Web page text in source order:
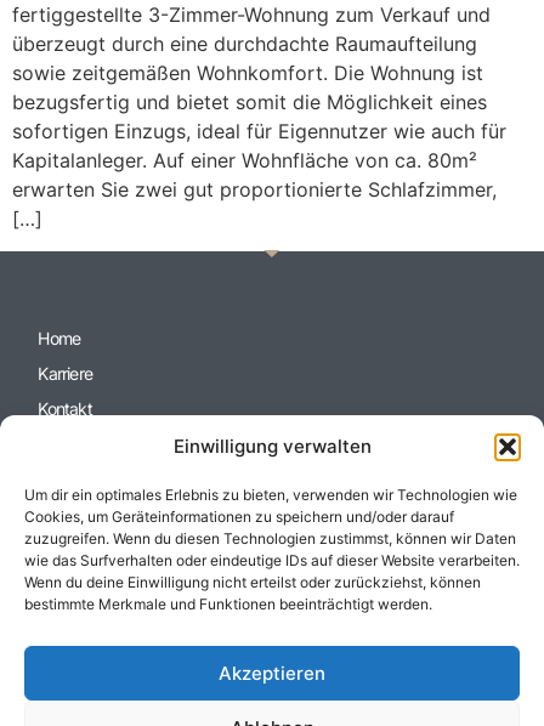
Einwilligung verwalten
Um dir ein optimales Erlebnis zu bieten, verwenden wir Technologien wie
Cookies, um Geräteinformationen zu speichern und/oder darauf
zuzugreifen. Wenn du diesen Technologien zustimmst, können wir Daten
wie das Surfverhalten oder eindeutige IDs auf dieser Website verarbeiten.
Wenn du deine Einwilligung nicht erteilst oder zurückziehst, können
bestimmte Merkmale und Funktionen beeinträchtigt werden.
Akzeptieren
fertiggestellte 3-Zimmer-Wohnung zum Verkauf und
überzeugt durch eine durchdachte Raumaufteilung
sowie zeitgemäßen Wohnkomfort. Die Wohnung ist
bezugsfertig und bietet somit die Möglichkeit eines
sofortigen Einzugs, ideal für Eigennutzer wie auch für
Kapitalanleger. Auf einer Wohnfläche von ca. 80m²
erwarten Sie zwei gut proportionierte Schlafzimmer,
[…]
Home
Karriere
Kontakt
Datenschutzerklärung
Cookie-Richtlinie (EU)